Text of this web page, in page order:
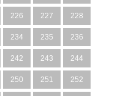
226 227 228
234 235 236
242 243 244
250 251 252